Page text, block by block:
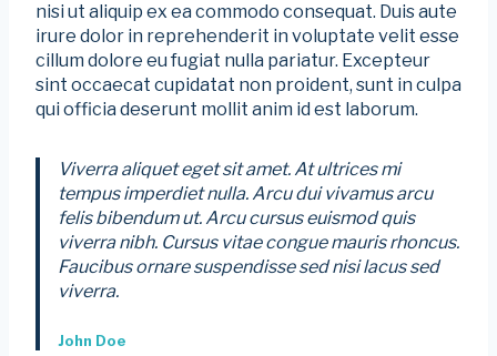
nisi ut aliquip ex ea commodo consequat. Duis aute
irure dolor in reprehenderit in voluptate velit esse
cillum dolore eu fugiat nulla pariatur. Excepteur
sint occaecat cupidatat non proident, sunt in culpa
qui officia deserunt mollit anim id est laborum.
Viverra aliquet eget sit amet. At ultrices mi
tempus imperdiet nulla. Arcu dui vivamus arcu
felis bibendum ut. Arcu cursus euismod quis
viverra nibh. Cursus vitae congue mauris rhoncus.
Faucibus ornare suspendisse sed nisi lacus sed
viverra.
John Doe